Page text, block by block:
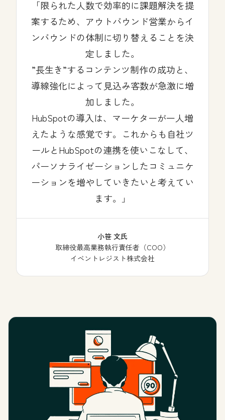
限られた人数で効率的に課題解決を提
案するため、アウトバウンド営業からイ
ンバウンドの体制に切り替えることを決
定しました。
”長生き”するコンテンツ制作の成功と、
導線強化によって見込み客数が急激に増
加しました。
HubSpotの導入は、マーケターが一人増
えたような感覚です。これからも自社ツ
ールとHubSpotの連携を使いこなして、
パーソナライゼーションしたコミュニケ
ーションを増やしていきたいと考えてい
ます。
小笹 文氏
取締役最高業務執行責任者（COO）
イベントレジスト株式会社